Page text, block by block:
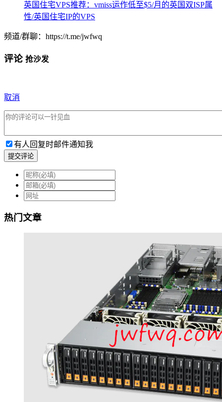
英国住宅VPS推荐：vmiss运作低至$5/月的英国双ISP属
性/英国住宅IP的VPS
频道/群聊：https://t.me/jwfwq
评论 抢沙发
取消
有人回复时邮件通知我
提交评论
热门文章